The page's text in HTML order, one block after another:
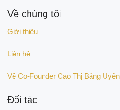
Về chúng tôi
Giới thiệu
Liên hệ
Về Co-Founder Cao Thị Băng Uyên
Đối tác